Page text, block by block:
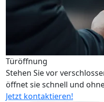
Türöffnung
Stehen Sie vor
öffnet sie schnell und
Jetzt kontaktieren!